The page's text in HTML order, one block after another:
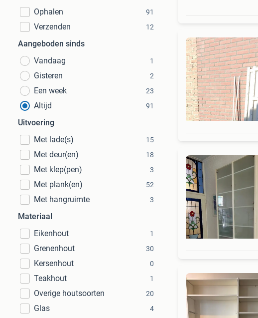
Ophalen
91
Verzenden 12
Aangeboden sinds
Vandaag
1
Gisteren 2
Een week 23
Altijd 91
Uitvoering
Met lade(s)
15
Met deur(en) 18
Met klep(pen) 3
Met plank(en) 52
Met hangruimte 3
Materiaal
Eikenhout
1
Grenenhout 30
Kersenhout 0
Teakhout 1
Overige houtsoorten 20
Glas 4